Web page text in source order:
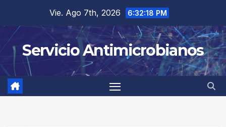
contenido
Vie. Ago 7th, 2026 6:32:18 PM
Servicio Antimicrobianos